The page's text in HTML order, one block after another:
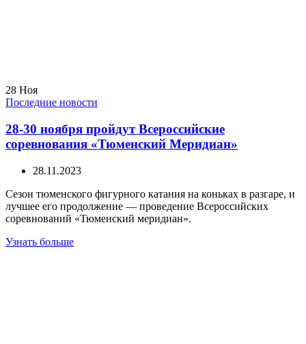
28 Ноя
Последние новости
28-30 ноября пройдут Всероссийские
соревнования «Тюменский Меридиан»
28.11.2023
Сезон тюменского фигурного катания на коньках в разгаре, и
лучшее его продолжение — проведение Всероссийских
соревнований «Тюменский меридиан».
Узнать больше